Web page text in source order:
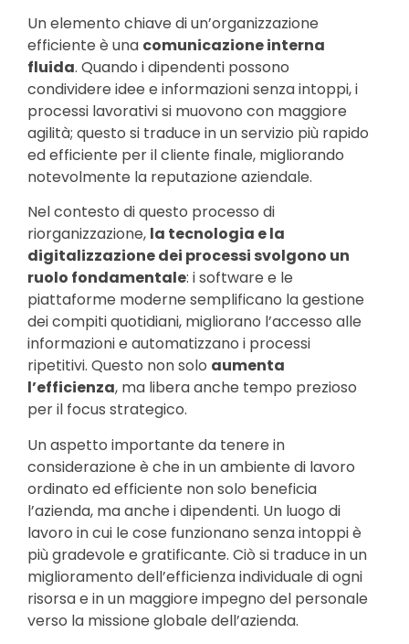
Un elemento chiave di un’organizzazione
efficiente è una comunicazione interna
fluida. Quando i dipendenti possono
condividere idee e informazioni senza intoppi, i
processi lavorativi si muovono con maggiore
agilità; questo si traduce in un servizio più rapido
ed efficiente per il cliente finale, migliorando
notevolmente la reputazione aziendale.
Nel contesto di questo processo di
riorganizzazione, la tecnologia e la
digitalizzazione dei processi svolgono un
ruolo fondamentale: i software e le
piattaforme moderne semplificano la gestione
dei compiti quotidiani, migliorano l’accesso alle
informazioni e automatizzano i processi
ripetitivi. Questo non solo aumenta
l’efficienza, ma libera anche tempo prezioso
per il focus strategico.
Un aspetto importante da tenere in
considerazione è che in un ambiente di lavoro
ordinato ed efficiente non solo beneficia
l’azienda, ma anche i dipendenti. Un luogo di
lavoro in cui le cose funzionano senza intoppi è
più gradevole e gratificante. Ciò si traduce in un
miglioramento dell’efficienza individuale di ogni
risorsa e in un maggiore impegno del personale
verso la missione globale dell’azienda.